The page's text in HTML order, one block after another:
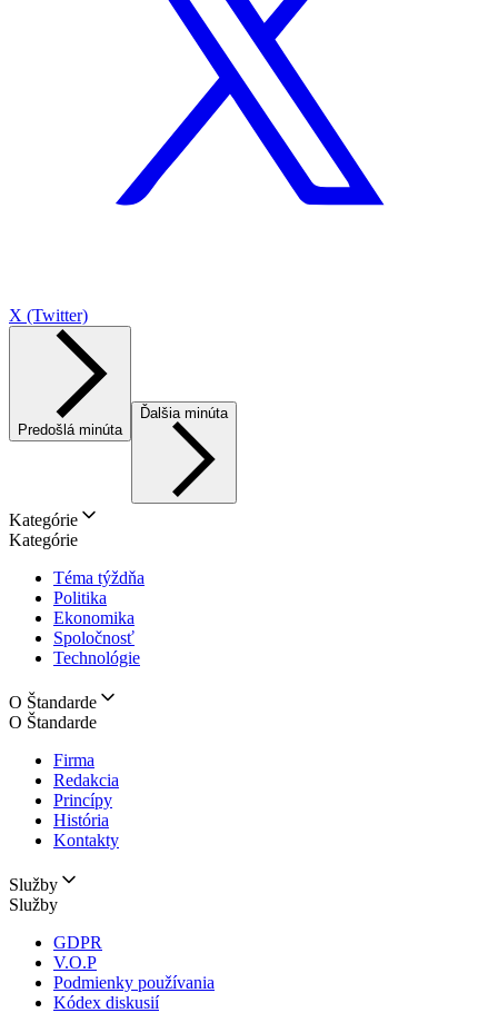
X (Twitter)
Predošlá minúta
Ďalšia minúta
Kategórie
Kategórie
Téma týždňa
Politika
Ekonomika
Spoločnosť
Technológie
O Štandarde
O Štandarde
Firma
Redakcia
Princípy
História
Kontakty
Služby
Služby
GDPR
V.O.P
Podmienky používania
Kódex diskusií